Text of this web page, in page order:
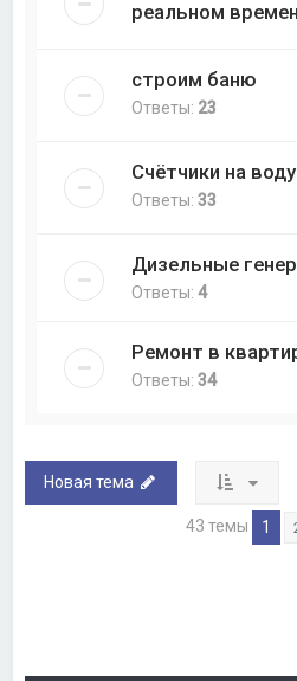
реальном
строим баню
Ответы: 23
Счётчики на
Ответы:33
Дизельные
Ответы:4
Ремонт в
Ответы:34
Новая тема
43 темы 1